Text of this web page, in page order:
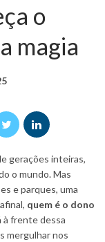
o
magia
gerações inteiras,
o mundo. Mas
e parques, uma
quem é o dono
à frente dessa
mergulhar nos